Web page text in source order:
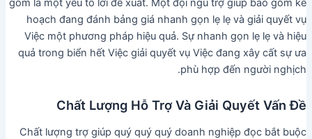
gồm là một yếu tố lời đề xuất. Một đội ngũ trợ giúp bao gồm kế
hoạch đang đánh bảng giá nhanh gọn lẹ lẹ và giải quyết vụ
Việc một phương pháp hiệu quả. Sự nhanh gọn lẹ lẹ và hiệu
quả trong biển hết Việc giải quyết vụ Việc đang xây cất sự ưa
phù hợp đến người nghịch.
Chất Lượng Hỗ Trợ Và Giải Quyết Vấn Đề
Chất lượng trợ giúp quý quý quý doanh nghiệp đọc bắt buộc